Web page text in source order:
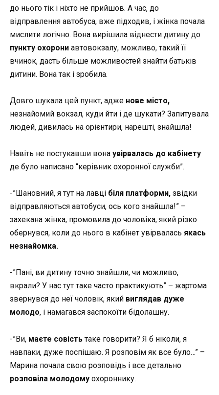
до нього тік і ніхто не прийшов. А час, до
відправлення автобуса, вже підходив, і жінка почала
мислити логічно. Вона вирішила віднести дитину до
пункту охорони автовокзалу, можливо, такий її
вчинок, дасть більше можливостей знайти батьків
дитини. Вона так і зробила.
Довго шукала цей пункт, адже нове місто,
незнайомий вокзал, куди йти і де шукати? Запитувала
людей, дивилась на орієнтири, нарешті, знайшла!
Навіть не постукавши вона увірвалась до кабінету
де було написано “керівник охоронної служби”.
-”Шановний, я тут на лавці біля платформи, звідки
відправляються автобуси, ось кого знайшла!” –
захекана жінка, промовила до чоловіка, який різко
обернувся, коли до нього в кабінет увірвалась якась
незнайомка.
-”Пані, ви дитину точно знайшли, чи можливо,
вкрали? У нас тут таке часто практикують” – жартома
звернувся до неї чоловік, який виглядав дуже
молодо, і намагався заспокоїти бідолашну.
-”Ви, маєте совість таке говорити? Я б ніколи, я
навпаки, дуже поспішаю. Я розповім як все було…” –
Марина почала свою розповідь і все детально
розповіла молодому охороннику.